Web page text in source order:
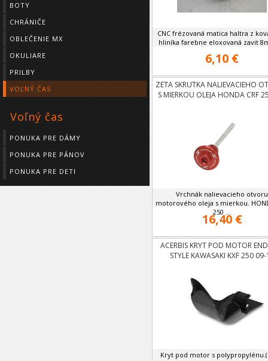
BOTY
CHRÁNIČE
OBLEČENIE MX
OKULIARE
PRILBY
VOĽNÝ ČAS
Voľný čas
PONUKA PRE DÁMY
PONUKA PRE PÁNOV
PONUKA PRE DETI
CNC frézovaná matica haltra z
hliníka farebne eloxovaná zavit
6,10 €
ZETA SKRUTKA NALIEVACIEHO
S MIERKOU OLEJA HONDA CRF
Vrchnák nalievacieho otvoru
motorového oleja s mierkou.
250 ...
16,40 €
ACERBIS KRYT POD MOTOR
STYLE KAWASAKI KXF 250
Kryt pod motor s